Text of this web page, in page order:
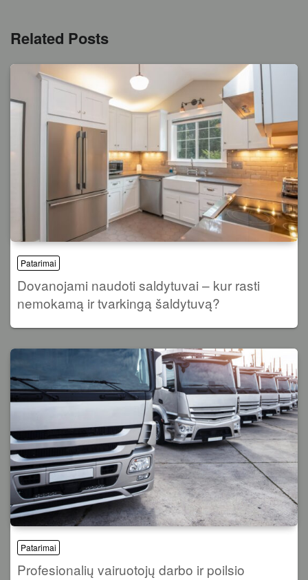
Related Posts
Patarimai
Dovanojami naudoti saldytuvai – kur rasti
nemokamą ir tvarkingą šaldytuvą?
Patarimai
Profesionalių vairuotojų darbo ir poilsio